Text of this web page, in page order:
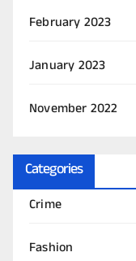
February 2023
January 2023
November 2022
Categories
Crime
Fashion